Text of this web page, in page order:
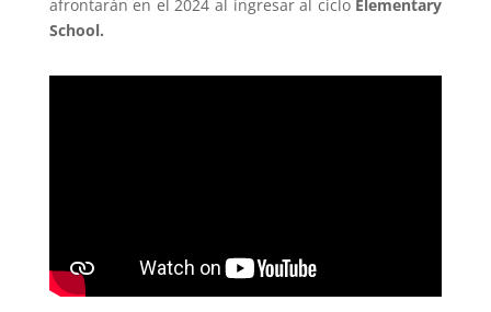
afrontarán en el 2024 al ingresar al ciclo Elementary
School.